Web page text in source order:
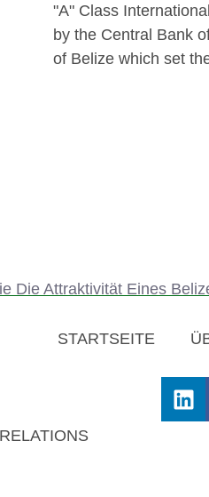
"A" Class
by the Central Bank
of Belize which set
Die Attraktivität Eines
STARTSEITE